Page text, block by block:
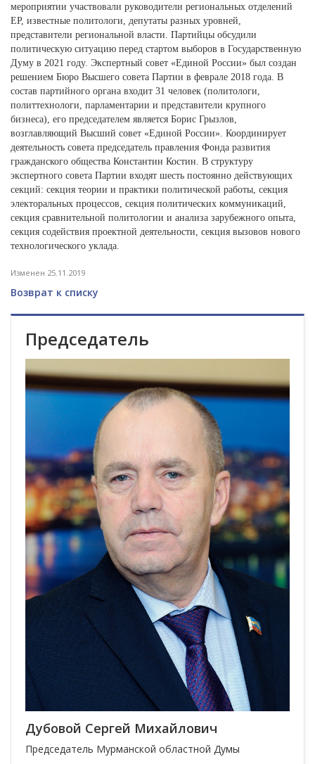
мероприятии участвовали руководители региональных отделений
ЕР, известные политологи, депутаты разных уровней,
представители региональной власти. Партийцы обсудили
политическую ситуацию перед стартом выборов в Государственную
Думу в 2021 году. Экспертный совет «Единой России» был создан
решением Бюро Высшего совета Партии в феврале 2018 года. В
состав партийного органа входит 31 человек (политологи,
политтехнологи, парламентарии и представители крупного
бизнеса), его председателем является Борис Грызлов,
возглавляющий Высший совет «Единой России». Координирует
деятельность совета председатель правления Фонда развития
гражданского общества Константин Костин. В структуру
экспертного совета Партии входят шесть постоянно действующих
секций: секция теории и практики политической работы, секция
электоральных процессов, секция политических коммуникаций,
секция сравнительной политологии и анализа зарубежного опыта,
секция содействия проектной деятельности, секция вызовов нового
технологического уклада.
Изменен 25.11.2019
Возврат к списку
Председатель
Дубовой Сергей Михайлович
Председатель Мурманской областной Думы